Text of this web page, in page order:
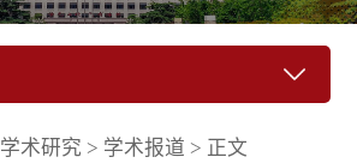
学术研究 > 学术报道 > 正文